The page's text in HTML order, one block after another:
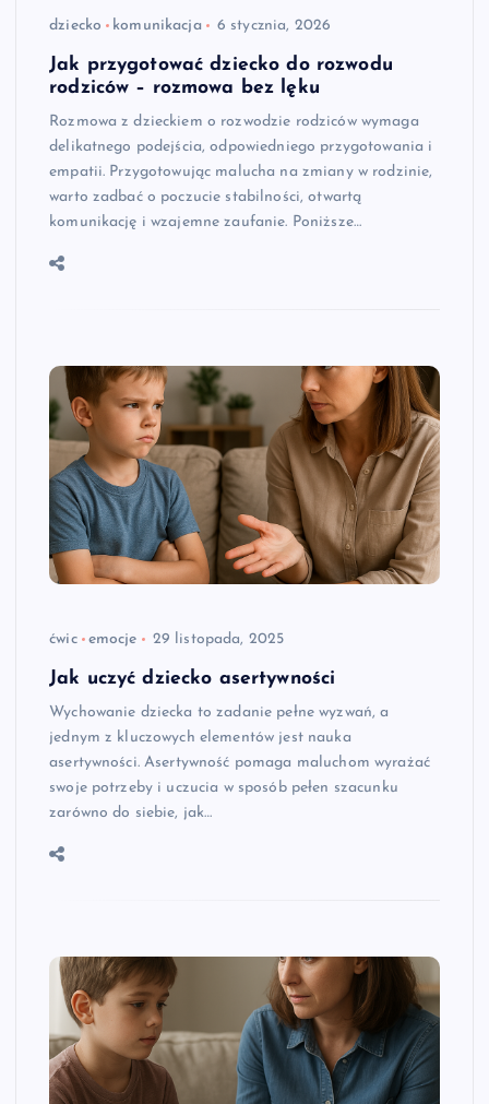
dziecko komunikacja 6 stycznia, 2026
Jak przygotować dziecko do rozwodu
rodziców – rozmowa bez lęku
Rozmowa z dzieckiem o rozwodzie rodziców wymaga
delikatnego podejścia, odpowiedniego przygotowania i
empatii. Przygotowując malucha na zmiany w rodzinie,
warto zadbać o poczucie stabilności, otwartą
komunikację i wzajemne zaufanie. Poniższe…
ćwic emocje 29 listopada, 2025
Jak uczyć dziecko asertywności
Wychowanie dziecka to zadanie pełne wyzwań, a
jednym z kluczowych elementów jest nauka
asertywności. Asertywność pomaga maluchom wyrażać
swoje potrzeby i uczucia w sposób pełen szacunku
zarówno do siebie, jak…